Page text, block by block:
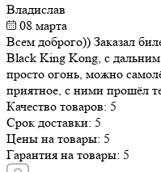
Владислав
08 марта
Всем доброго)) Заказал
Black King Kong, с
просто огонь, можно
приятное, с ними прошёл
Качество товаров: 5
Срок доставки: 5
Цены на товары: 5
Гарантия на товары: 5